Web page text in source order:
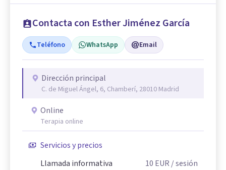
Contacta con Esther Jiménez García
Teléfono WhatsApp Email
Dirección principal
C. de Miguel Ángel, 6, Chamberí, 28010 Madrid
Online
Terapia online
Servicios y precios
Llamada informativa
10 EUR / sesión